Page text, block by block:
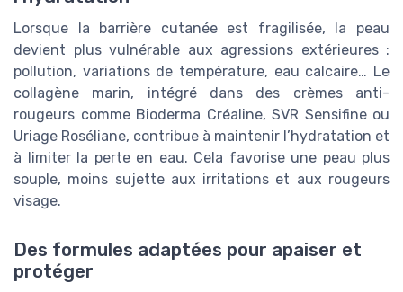
Lorsque la barrière cutanée est fragilisée, la peau
devient plus vulnérable aux agressions extérieures :
pollution, variations de température, eau calcaire… Le
collagène marin, intégré dans des crèmes anti-
rougeurs comme Bioderma Créaline, SVR Sensifine ou
Uriage Roséliane, contribue à maintenir l’hydratation et
à limiter la perte en eau. Cela favorise une peau plus
souple, moins sujette aux irritations et aux rougeurs
visage.
Des formules adaptées pour apaiser et
protéger